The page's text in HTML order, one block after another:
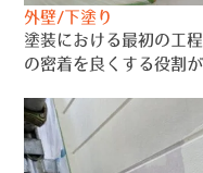
外壁/下塗り
塗装における最初の工
の密着を良くする役割が